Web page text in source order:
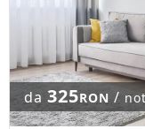
da 325RON /